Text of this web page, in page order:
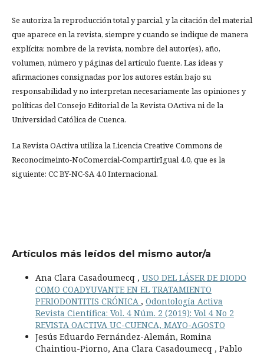
Se autoriza la reproducción total y parcial, y la citación del material
que aparece en la revista, siempre y cuando se indique de manera
explícita: nombre de la revista, nombre del autor(es), año,
volumen, número y páginas del artículo fuente. Las ideas y
afirmaciones consignadas por los autores están bajo su
responsabilidad y no interpretan necesariamente las opiniones y
políticas del Consejo Editorial de la Revista OActiva ni de la
Universidad Católica de Cuenca.
La Revista OActiva utiliza la Licencia Creative Commons de
Reconocimeinto-NoComercial-CompartirIgual 4.0, que es la
siguiente: CC BY-NC-SA 4.0 Internacional.
Artículos más leídos del mismo autor/a
Ana Clara Casadoumecq , USO DEL LÁSER DE DIODO
COMO COADYUVANTE EN EL TRATAMIENTO
PERIODONTITIS CRÓNICA , Odontología Activa
Revista Científica: Vol. 4 Núm. 2 (2019): Vol 4 No 2
REVISTA OACTIVA UC-CUENCA, MAYO-AGOSTO
Jesús Eduardo Fernández-Alemán, Romina
Chaintiou-Piorno, Ana Clara Casadoumecq , Pablo